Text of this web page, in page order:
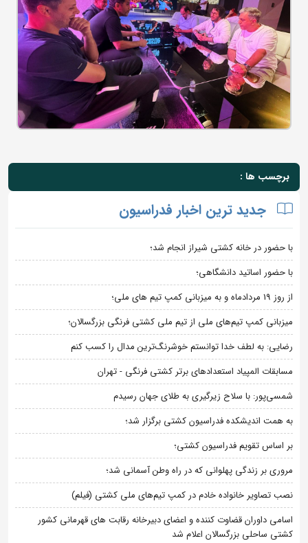
برچسب ها :
جدید ترین اخبار فدراسیون
با حضور در خانه کشتی شیراز انجام شد؛
با حضور اساتید دانشگاهی؛
از روز 19 مردادماه و به میزبانی کمپ تیم های ملی؛
میزبانی کمپ تیم‌های ملی از تیم ملی کشتی فرنگی بزرگسالان؛
رضایی: به لطف خدا توانستم خوشرنگ‌ترین مدال را کسب کنم
مسابقات المپیاد استعدادهای برتر کشتی فرنگی - تهران
شمسی‌پور: با سلاح زیرگیری به طلای جهان رسیدم
به همت اندیشکده فدراسیون کشتی برگزار شد؛
بر اساس تقویم فدراسیون کشتی؛
مروری بر زندگی پهلوانی که در راه وطن آسمانی شد؛
نصب تصاویر خانواده خادم در کمپ تیم‌های ملی کشتی (فیلم)
اسامی داوران قضاوت کننده و اعضای دبیرخانه رقابت های قهرمانی کشور
کشتی ساحلی بزرگسالان اعلام شد